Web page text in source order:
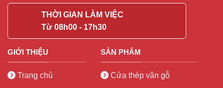
THỜI GIAN LÀM VIỆC
Từ 08h00 - 17h30
GIỚI THIỆU
Trang chủ
SẢN PHẨM
Cửa thép vân gỗ